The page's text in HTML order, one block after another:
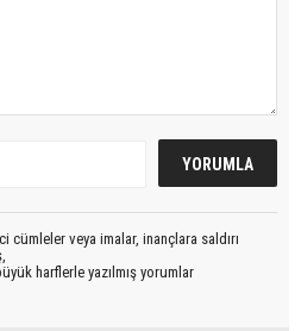
cümleler veya imalar, inançlara saldırı
harflerle yazılmış yorumlar